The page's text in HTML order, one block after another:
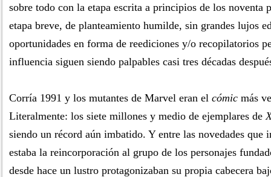
sobre todo con la etapa escrita a principios de los noventa
etapa breve, de planteamiento humilde, sin grandes lujos
oportunidades en forma de reediciones y/o recopilatorios
influencia siguen siendo palpables casi tres décadas
Corría 1991 y los mutantes de Marvel eran el cómic más
Literalmente: los siete millones y medio de ejemplares de
siendo un récord aún imbatido. Y entre las novedades que
estaba la reincorporación al grupo de los personajes
desde hace un lustro protagonizaban su propia cabecera